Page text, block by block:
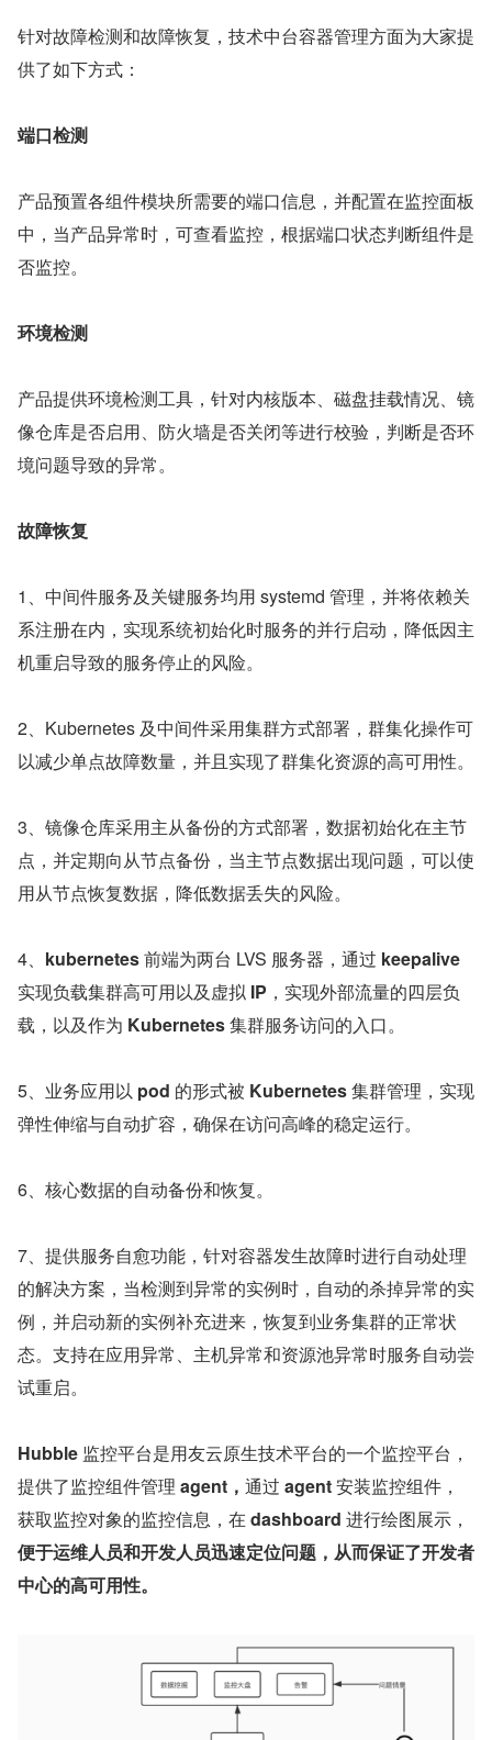
针对故障检测和故障恢复，技术中台容器管理方面为大家提
供了如下方式：
端口检测
产品预置各组件模块所需要的端口信息，并配置在监控面板
中，当产品异常时，可查看监控，根据端口状态判断组件是
否监控。
环境检测
产品提供环境检测工具，针对内核版本、磁盘挂载情况、镜
像仓库是否启用、防火墙是否关闭等进行校验，判断是否环
境问题导致的异常。
故障恢复
1、中间件服务及关键服务均用 systemd 管理，并将依赖关
系注册在内，实现系统初始化时服务的并行启动，降低因主
机重启导致的服务停止的风险。
2、Kubernetes 及中间件采用集群方式部署，群集化操作可
以减少单点故障数量，并且实现了群集化资源的高可用性。
3、镜像仓库采用主从备份的方式部署，数据初始化在主节
点，并定期向从节点备份，当主节点数据出现问题，可以使
用从节点恢复数据，降低数据丢失的风险。
4、 kubernetes 前端为两台 LVS 服务器，通过
实现负载集群高可用以及虚拟 IP ，实现外部流量的四层负
载，以及作为 Kubernetes 集群服务访问的入口。
5、业务应用以 pod 的形式被 Kubernetes 集群管理，实现
弹性伸缩与自动扩容，确保在访问高峰的稳定运行。
6、核心数据的自动备份和恢复。
7、提供服务自愈功能，针对容器发生故障时进行自动处理
的解决方案，当检测到异常的实例时，自动的杀掉异常的实
例，并启动新的实例补充进来，恢复到业务集群的正常状
态。支持在应用异常、主机异常和资源池异常时服务自动尝
试重启。
Hubble 监控平台是用友云原生技术平台的一个监控平台，
提供了监控组件管理 agent， 通过 agent 安装监控组件，
获取监控对象的监控信息，在 dashboard 进行绘图展示，
便于运维人员和开发人员迅速定位问题，从而保证了开发者
中心的高可用性。